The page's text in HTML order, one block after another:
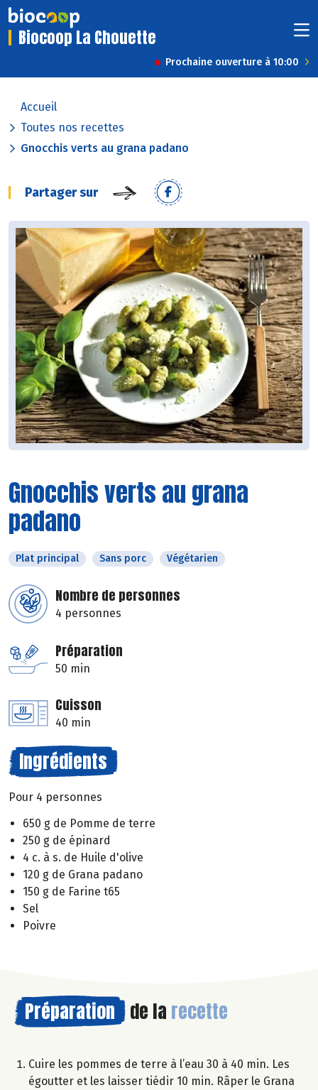
Biocoop La Chouette
Prochaine ouverture à 10:00
Accueil
Toutes nos recettes
Gnocchis verts au grana padano
Partager sur
Gnocchis verts au grana
padano
Plat principal Sans porc Végétarien
Nombre de personnes
4 personnes
Préparation
50 min
Cuisson
40 min
Ingrédients
Pour 4 personnes
650 g de Pomme de terre
250 g de épinard
4 c. à s. de Huile d'olive
120 g de Grana padano
150 g de Farine t65
Sel
Poivre
Préparation de la recette
Cuire les pommes de terre à l’eau 30 à 40 min. Les
égoutter et les laisser tiédir 10 min. Râper le Grana